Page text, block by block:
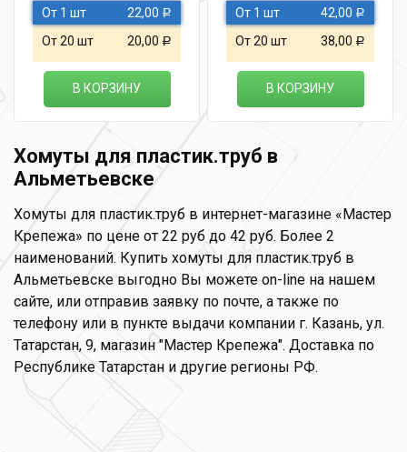
От 1 шт 22,00 Р
От 20 шт 20,00 Р
В КОРЗИНУ
От 1 шт 42,00 Р
От 20 шт 38,00 Р
В КОРЗИНУ
Хомуты для пластик.труб в
Альметьевске
Хомуты для пластик.труб в интернет-магазине «Мастер
Крепежа» по цене от 22 руб до 42 руб. Более 2
наименований. Купить хомуты для пластик.труб в
Альметьевске выгодно Вы можете on-line на нашем
сайте, или отправив заявку по почте, а также по
телефону или в пункте выдачи компании г. Казань, ул.
Татарстан, 9, магазин "Мастер Крепежа". Доставка по
Республике Татарстан и другие регионы РФ.